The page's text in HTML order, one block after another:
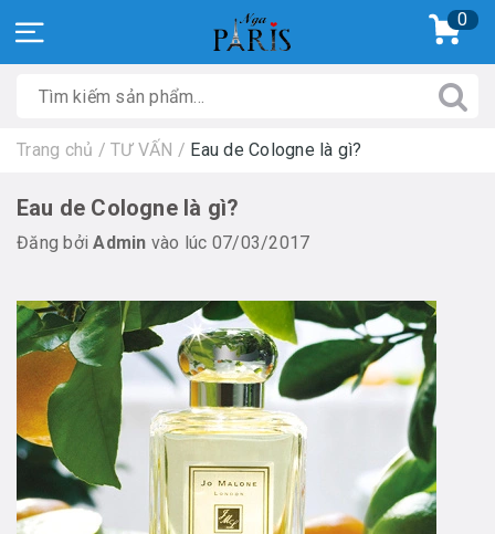
0
Trang chủ / TƯ VẤN / Eau de Cologne là gì?
Eau de Cologne là gì?
Đăng bởiAdmin vào lúc 07/03/2017